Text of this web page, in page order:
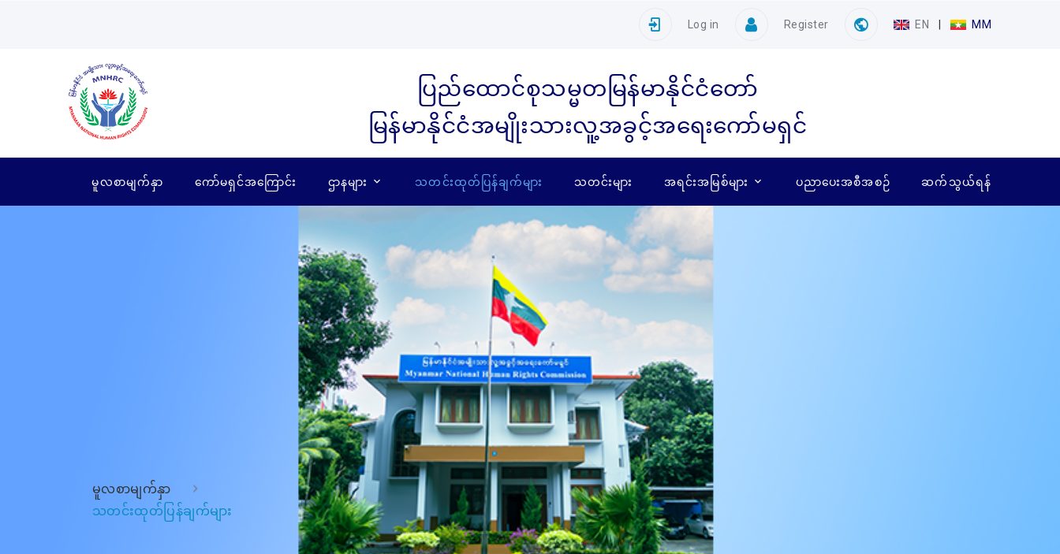
Log in Register EN | MM
ပြည်ထောင်စုသမ္မတမြန်မာနိုင်ငံတော်
မြန်မာနိုင်ငံအမျိုးသားလူ့အခွင့်အရေးကော်မရှင်
မူလစာမျက်နှာ ကော်မရှင်အကြောင်း ဌာနများ သတင်းထုတ်ပြန်ချက်များ သတင်းများ အရင်းအမြစ်များ ပညာပေးအစီအစဉ် ဆက်သွယ်ရန်
မူလစာမျက်နှာ
သတင်းထုတ်ပြန်ချက်များ